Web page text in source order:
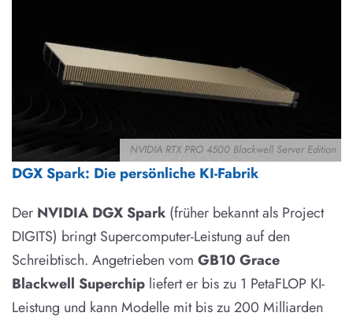
NVIDIA RTX PRO 4500 Blackwell Server Edition
DGX Spark: Die persönliche KI-Fabrik
Der NVIDIA DGX Spark (früher bekannt als Project
DIGITS) bringt Supercomputer-Leistung auf den
Schreibtisch. Angetrieben vom GB10 Grace
Blackwell Superchip liefert er bis zu 1 PetaFLOP KI-
Leistung und kann Modelle mit bis zu 200 Milliarden